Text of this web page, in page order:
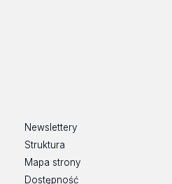
Newslettery
Struktura
Mapa strony
Dostępność